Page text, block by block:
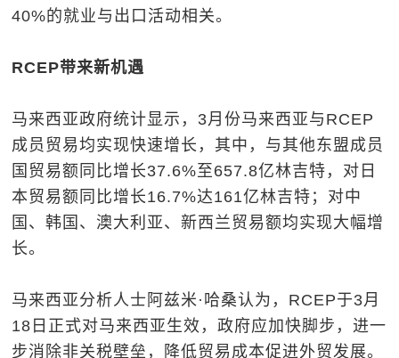
40%的就业与出口活动相关。
RCEP带来新机遇
马来西亚政府统计显示，3月份马来西亚与RCEP
成员贸易均实现快速增长，其中，与其他东盟成员
国贸易额同比增长37.6%至657.8亿林吉特，对日
本贸易额同比增长16.7%达161亿林吉特；对中
国、韩国、澳大利亚、新西兰贸易额均实现大幅增
长。
马来西亚分析人士阿兹米·哈桑认为，RCEP于3月
18日正式对马来西亚生效，政府应加快脚步，进一
步消除非关税壁垒，降低贸易成本促进外贸发展。